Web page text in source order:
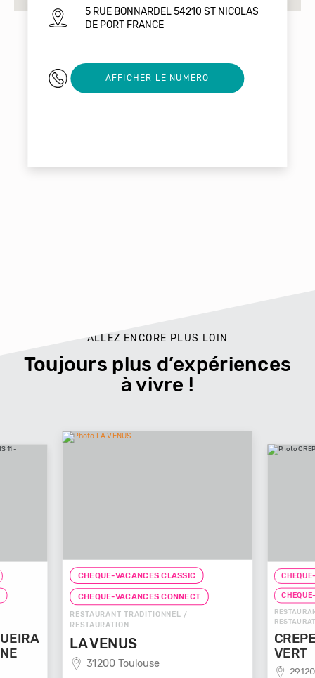
5 RUE BONNARDEL 54210 ST NICOLAS
DE PORT FRANCE
03 83 48 11 48
AFFICHER LE NUMERO
ALLEZ ENCORE PLUS LOIN
Toujours plus d’expériences
à vivre !
CHEQUE-VACANCES CLASSIC
CHEQUE-VACANCES CONNECT
RESTAURANT TRADITIONNEL /
RESTAURATION
LA VENUS
31200 Toulouse
VERT